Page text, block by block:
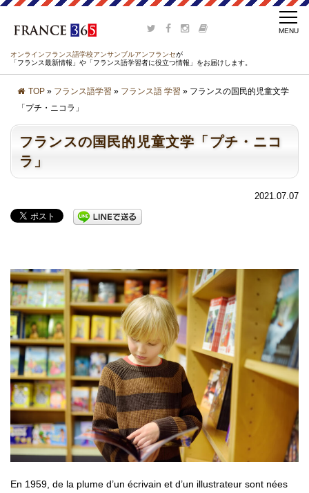
オンラインフランス語学校アンサンブルアンフランセが
「フランス最新情報」や「フランス語学習者に役立つ情報」をお届けします。
TOP » フランス語学習 » フランス語 学習 » フランスの国民的児童文学
「プチ・ニコラ」
フランスの国民的児童文学「プチ・ニコ
ラ」
2021.07.07
En 1959, de la plume d’un écrivain et d’un illustrateur sont nées